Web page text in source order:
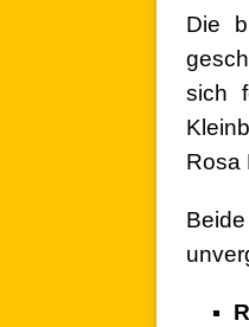
Die
sich
Rosa